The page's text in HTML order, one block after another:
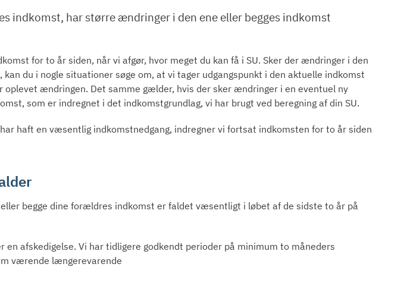
indkomst, har større ændringer i den ene eller begges indkomst
for to år siden, når vi afgør, hvor meget du kan få i SU. Sker der ændringer i den
du i nogle situationer søge om, at vi tager udgangspunkt i den aktuelle indkomst
oplevet ændringen. Det samme gælder, hvis der sker ændringer i en eventuel ny
som er indregnet i det indkomstgrundlag, vi har brugt ved beregning af din SU.
haft en væsentlig indkomstnedgang, indregner vi fortsat indkomsten for to år siden
begge dine forældres indkomst er faldet væsentligt i løbet af de sidste to år på
afskedigelse. Vi har tidligere godkendt perioder på minimum to måneders
værende længerevarende